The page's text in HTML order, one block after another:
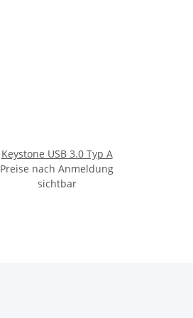
Keystone USB 3.0 Typ A
Preise nach Anmeldung
sichtbar